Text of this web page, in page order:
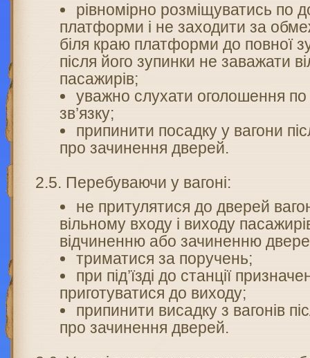
рівномірно розміщуватись по
платформи і не заходити за
біля краю платформи до повної
після його зупинки не заважати
пасажирів;
уважно слухати оголошення
зв’язку;
припинити посадку у вагони
про зачинення дверей.
2.5. Перебуваючи у вагоні:
не притулятися до дверей
вільному входу і виходу
відчиненню або зачиненню
триматися за поручень;
при під’їзді до станції
приготуватися до виходу;
припинити висадку з вагонів
про зачинення дверей.